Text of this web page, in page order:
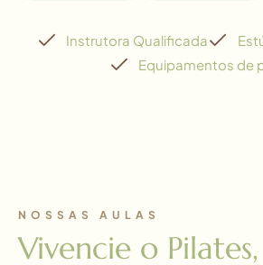
Instrutora Qualificada
Equipamentos de
NOSSAS AULAS
Vivencie o Pilates,